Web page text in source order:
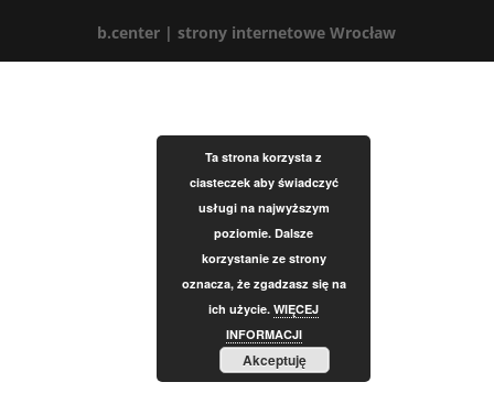
b.center | strony internetowe Wrocław
Ta strona korzysta z
ciasteczek aby świadczyć
usługi na najwyższym
poziomie. Dalsze
korzystanie ze strony
oznacza, że zgadzasz się na
ich użycie. WIĘCEJ
INFORMACJI
Akceptuję